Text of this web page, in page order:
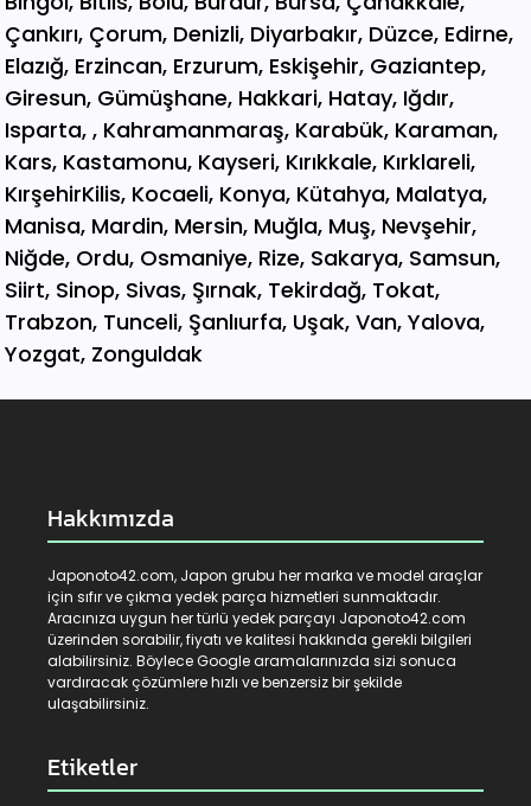
Hakkımızda
Japonoto42.com, Japon grubu her marka ve model araçlar
için sıfır ve çıkma yedek parça hizmetleri sunmaktadır.
Aracınıza uygun her türlü yedek parçayı Japonoto42.com
üzerinden sorabilir, fiyatı ve kalitesi hakkında gerekli bilgileri
alabilirsiniz. Böylece Google aramalarınızda sizi sonuca
vardıracak çözümlere hızlı ve benzersiz bir şekilde
ulaşabilirsiniz.
Etiketler